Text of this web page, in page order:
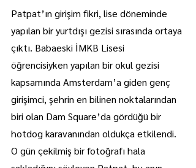
Patpat’ın girişim fikri, lise döneminde
yapılan bir yurtdışı gezisi sırasında ortaya
çıktı. Babaeski İMKB Lisesi
öğrencisiyken yapılan bir okul gezisi
kapsamında Amsterdam’a giden genç
girişimci, şehrin en bilinen noktalarından
biri olan Dam Square’da gördüğü bir
hotdog karavanından oldukça etkilendi.
O gün çekilmiş bir fotoğrafı hala